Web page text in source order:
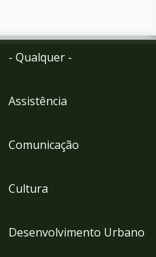
- Qualquer -
Assistência
Comunicação
Cultura
Desenvolvimento Urbano